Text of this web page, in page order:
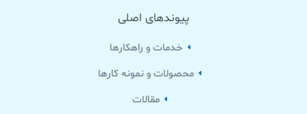
پیوندهای اصلی
خدمات و راهکارها
محصولات و نمونه کارها
مقالات